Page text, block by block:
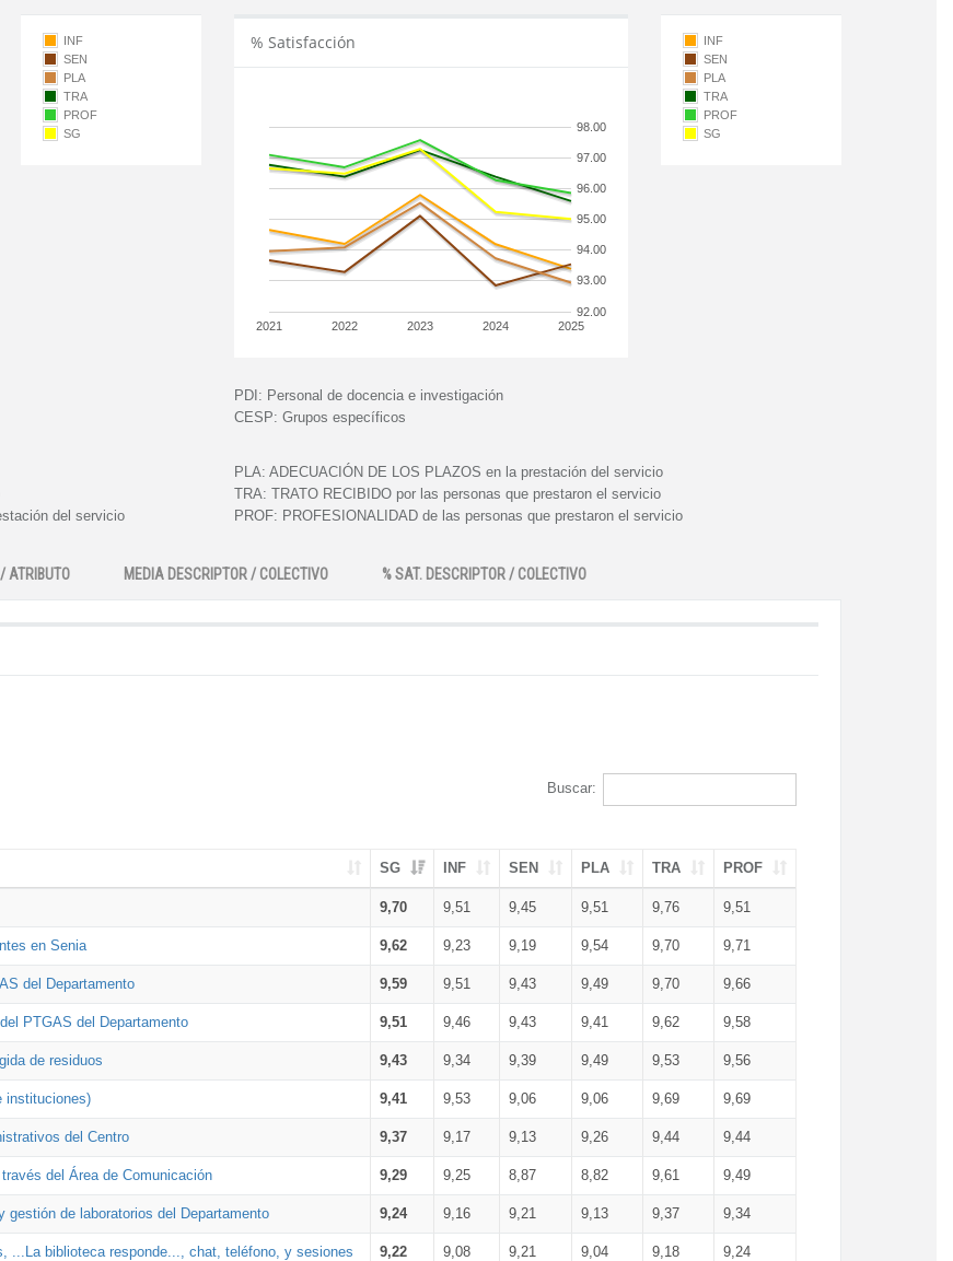
INF
SEN
PLA
TRA
PROF
SG
% Satisfacción
2021 2022 2023 2024 2025
92.00
93.00
94.00
95.00
96.00
97.00
98.00
INF
SEN
PLA
TRA
PROF
SG
PDI: Personal de docencia e investigación
CESP: Grupos específicos
del servicio
PLA: ADECUACIÓN DE LOS PLAZOS en la prestación del servicio
TRA: TRATO RECIBIDO por las personas que prestaron el servicio
PROF: PROFESIONALIDAD de las personas que prestaron el servicio
ATRIBUTO MEDIA DESCRIPTOR / COLECTIVO % SAT. DESCRIPTOR / COLECTIVO
Buscar:
SG INF SEN PLA TRA PROF
9,70 9,51 9,45 9,51 9,76 9,51
en Senia 9,62 9,23 9,19 9,54 9,70 9,71
del Departamento 9,59 9,51 9,43 9,49 9,70 9,66
PTGAS del Departamento 9,51 9,46 9,43 9,41 9,62 9,58
de residuos 9,43 9,34 9,39 9,49 9,53 9,56
instituciones) 9,41 9,53 9,06 9,06 9,69 9,69
del Centro 9,37 9,17 9,13 9,26 9,44 9,44
del Área de Comunicación 9,29 9,25 8,87 8,82 9,61 9,49
de laboratorios del Departamento 9,24 9,16 9,21 9,13 9,37 9,34
...La biblioteca responde..., chat, teléfono, y sesiones
9,22 9,08 9,21 9,04 9,18 9,24